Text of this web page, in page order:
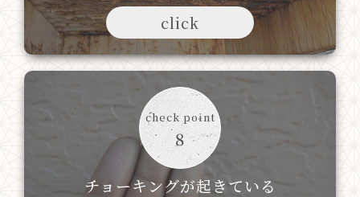
click
check point
8
チョーキングが起きている